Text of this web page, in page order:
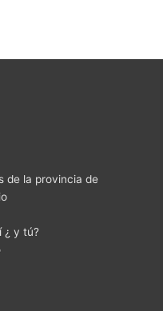
de la provincia de
¿ y tú?